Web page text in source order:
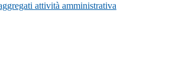
attività amministrativa